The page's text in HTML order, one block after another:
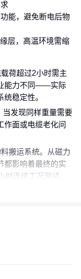
能，避免断电后物
层，高温环境需缩
荷超过2小时需主
能力不同——实际
稳定性。
当发现同样重量需要
作面或电缆老化问
搬运系统。从磁力
都影响着最终的实
时连续工况测试，